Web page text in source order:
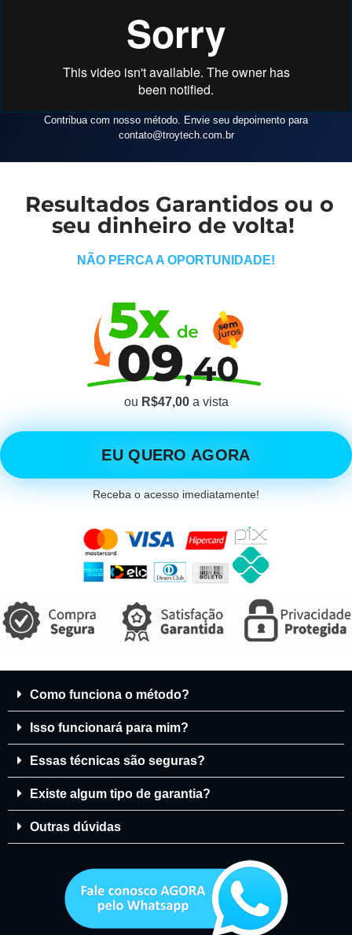
Contribua com nosso método. Envie seu depoimento para
contato@troytech.com.br
Resultados Garantidos ou o
seu dinheiro de volta!
NÃO PERCA A OPORTUNIDADE!
ou R$47,00a vista
EU QUERO AGORA
Receba o acesso imediatamente!
Como funciona o método?
Isso funcionará para mim?
Essas técnicas são seguras?
Existe algum tipo de garantia?
Outras dúvidas